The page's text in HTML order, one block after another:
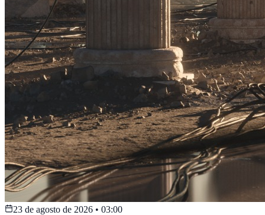
23 de agosto de 2026 • 03:00